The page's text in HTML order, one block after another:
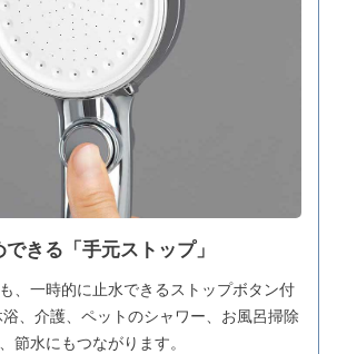
きる「手元ストップ」
、一時的に止水できるストップボタン付
、介護、ペットのシャワー、お風呂掃除
節水にもつながります。